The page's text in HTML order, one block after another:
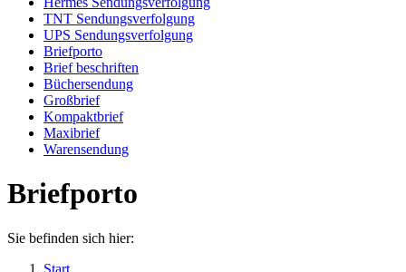
TNT Sendungsverfolgung
UPS Sendungsverfolgung
Briefporto
Brief beschriften
Büchersendung
Großbrief
Kompaktbrief
Maxibrief
Warensendung
Briefporto
Sie befinden sich hier:
Start